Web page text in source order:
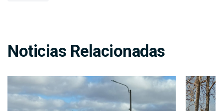
Noticias Relacionadas